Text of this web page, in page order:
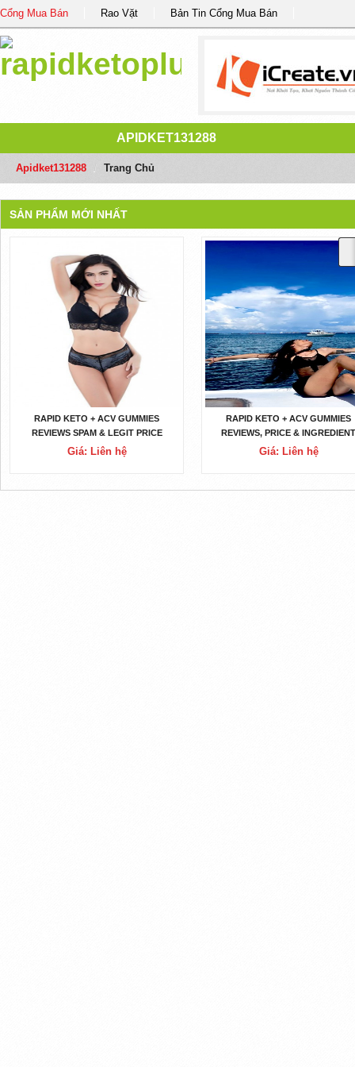
Cổng Mua Bán Rao Vặt Bản Tin Cổng Mua Bán
APIDKET131288
Apidket131288 Trang Chủ
SẢN PHẨM MỚI NHẤT
RAPID KETO + ACV GUMMIES
REVIEWS SPAM & LEGIT PRICE
GIVEAWAYS OFFERS!
Giá: Liên hệ
RAPID KETO + ACV GUMMIES
REVIEWS, PRICE &
Giá: Liên hệ